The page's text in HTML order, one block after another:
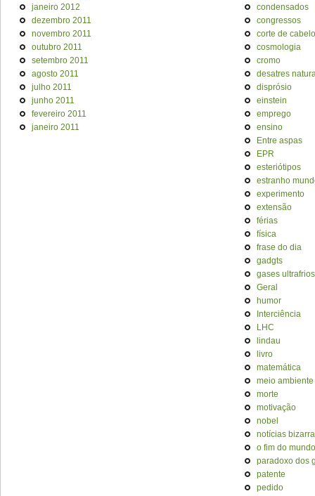
janeiro 2012
dezembro 2011
novembro 2011
outubro 2011
setembro 2011
agosto 2011
julho 2011
junho 2011
fevereiro 2011
janeiro 2011
condensados
congressos
corte de cabelo
cosmologia
cromo
desatres
disprósio
einstein
emprego
ensino
Entre aspas
EPR
esteriótipos
estranho
experimento
extensão
férias
física
frase do dia
gadgts
gases ultrafrios
Geral
humor
Interciência
LHC
lindau
livro
matemática
meio ambiente
morte
motivação
nobel
notícias
o fim do mundo
paradoxo dos
patente
pedido